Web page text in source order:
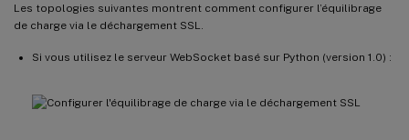
Les topologies suivantes montrent comment configurer l’équilibrage
de charge via le déchargement SSL.
Si vous utilisez le serveur WebSocket basé sur Python (version 1.0) :